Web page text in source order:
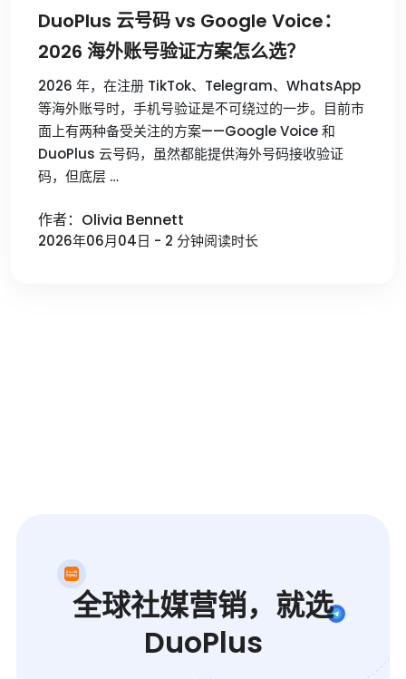
DuoPlus 云号码 vs Google Voice：
2026 海外账号验证方案怎么选？
2026 年，在注册 TikTok、Telegram、WhatsApp
等海外账号时，手机号验证是不可绕过的一步。目前市
面上有两种备受关注的方案——Google Voice 和
DuoPlus 云号码，虽然都能提供海外号码接收验证
码，但底层 …
作者：Olivia Bennett
2026年06月04日 - 2 分钟阅读时长
全球社媒营销，就选
DuoPlus